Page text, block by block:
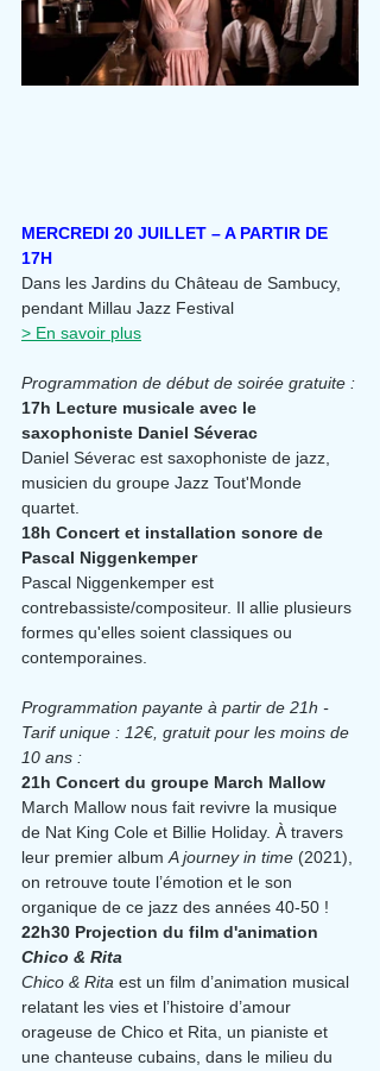
MERCREDI 20 JUILLET – A PARTIR DE
17H
Dans les Jardins du Château de Sambucy,
pendant Millau Jazz Festival
> En savoir plus
Programmation de début de soirée gratuite :
17h Lecture musicale avec le
saxophoniste Daniel Séverac
Daniel Séverac est saxophoniste de jazz,
musicien du groupe Jazz Tout'Monde
quartet.
18h Concert et installation sonore de
Pascal Niggenkemper
Pascal Niggenkemper est
contrebassiste/compositeur. Il allie plusieurs
formes qu'elles soient classiques ou
contemporaines.
Programmation payante à partir de 21h -
Tarif unique : 12€, gratuit pour les moins de
10 ans :
21h Concert du groupe March Mallow
March Mallow nous fait revivre la musique
de Nat King Cole et Billie Holiday. À travers
leur premier album A journey in time (2021),
on retrouve toute l’émotion et le son
organique de ce jazz des années 40-50 !
22h30 Projection du film d'animation
Chico & Rita
Chico & Rita est un film d’animation musical
relatant les vies et l’histoire d’amour
orageuse de Chico et Rita, un pianiste et
une chanteuse cubains, dans le milieu du